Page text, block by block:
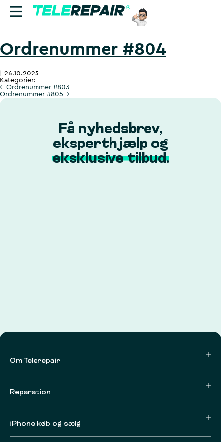
Reparation
Sælg
Find butik
Ring til os:
+45 70 60 55 90
Ordrenummer #804
26.10.2025
Kategorier:
← Ordrenummer #803
Ordrenummer #805 →
Få nyhedsbrev,
eksperthjælp og
eksklusive tilbud.
Om Telerepair
Reparation
iPhone køb og sælg